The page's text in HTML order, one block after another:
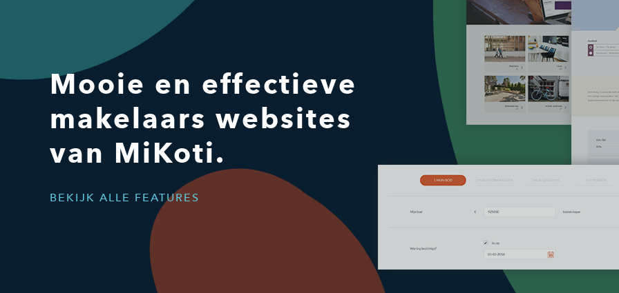
Mooie en effectieve
makelaars websites
van MiKoti.
BEKIJK ALLE FEATURES